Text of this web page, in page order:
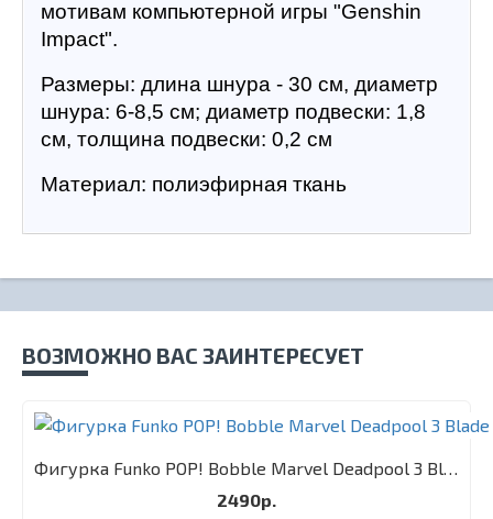
мотивам компьютерной игры "Genshin
Impact".
Размеры: длина шнура - 30 см, диаметр
шнура: 6-8,5 см; диаметр подвески: 1,8
см, толщина подвески: 0,2 см
Материал: полиэфирная ткань
ВОЗМОЖНО ВАС ЗАИНТЕРЕСУЕТ
Фигурка Funko POP! Bobble Marvel Deadpool 3 Blade
2490р.